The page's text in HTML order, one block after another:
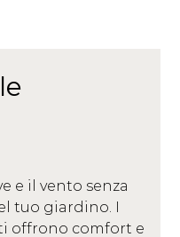
e il vento senza
tuo giardino. I
offrono comfort e